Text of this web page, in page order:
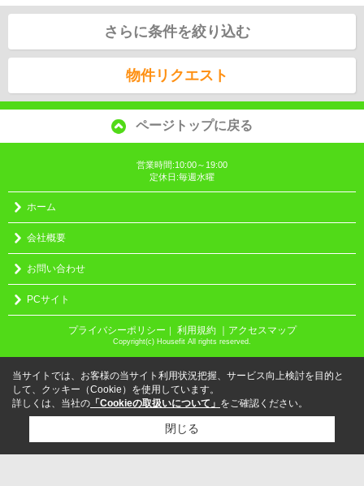
さらに条件を絞り込む
物件リクエスト
ページトップに戻る
営業時間:10:00～19:00
定休日:毎週水曜
ホーム
会社概要
お問い合わせ
PCサイト
プライバシーポリシー ｜ 利用規約 ｜アクセスマップ
Copyright(c) Housefit All rights reserved.
当サイトでは、お客様の当サイト利用状況把握、サービス向上検討を目的と
して、クッキー（Cookie）を使用しています。
詳しくは、当社の 「Cookieの取扱いについて」 をご確認ください。
閉じる